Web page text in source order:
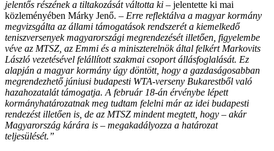
jelentős részének a tiltakozását váltotta ki – jelentette ki mai
közleményében Márky Jenő. – Erre reflektálva a magyar kormány
megvizsgálta az állami támogatások rendszerét a kiemelkedő
teniszversenyek magyarországi megrendezését illetően, figyelembe
véve az MTSZ, az Emmi és a miniszterelnök által felkért Markovits
László vezetésével felállított szakmai csoport állásfoglalását. Ez
alapján a magyar kormány úgy döntött, hogy a gazdaságosabban
megrendezhető júniusi budapesti WTA-verseny Bukarestből való
hazahozatalát támogatja. A február 18-án érvénybe lépett
kormányhatározatnak meg tudtam felelni már az idei budapesti
rendezést illetően is, de az MTSZ mindent megtett, hogy – akár
Magyarország kárára is – megakadályozza a határozat
teljesülését.”